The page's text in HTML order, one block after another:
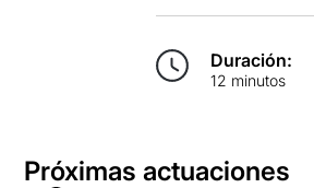
Duración:
12 minutos
Próximas actuaciones